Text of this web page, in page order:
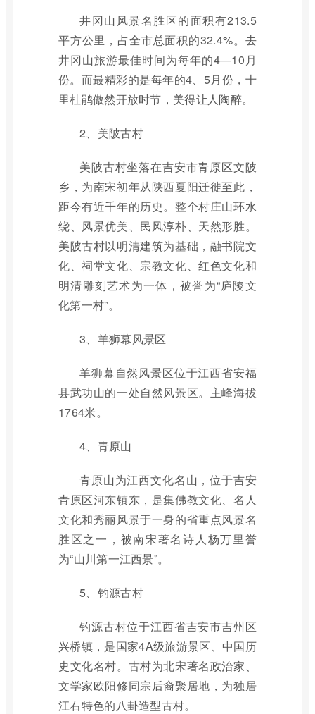
井冈山风景名胜区的面积有213.5
平方公里，占全市总面积的32.4%。去
井冈山旅游最佳时间为每年的4—10月
份。而最精彩的是每年的4、5月份，十
里杜鹃傲然开放时节，美得让人陶醉。
2、美陂古村
美陂古村坐落在吉安市青原区文陂
乡，为南宋初年从陕西夏阳迁徙至此，
距今有近千年的历史。整个村庄山环水
绕、风景优美、民风淳朴、天然形胜。
美陂古村以明清建筑为基础，融书院文
化、祠堂文化、宗教文化、红色文化和
明清雕刻艺术为一体，被誉为“庐陵文
化第一村”。
3、羊狮幕风景区
羊狮幕自然风景区位于江西省安福
县武功山的一处自然风景区。主峰海拔
1764米。
4、青原山
青原山为江西文化名山，位于吉安
青原区河东镇东，是集佛教文化、名人
文化和秀丽风景于一身的省重点风景名
胜区之一，被南宋著名诗人杨万里誉
为“山川第一江西景”。
5、钓源古村
钓源古村位于江西省吉安市吉州区
兴桥镇，是国家4A级旅游景区、中国历
史文化名村。古村为北宋著名政治家、
文学家欧阳修同宗后裔聚居地，为独居
江右特色的八卦造型古村。